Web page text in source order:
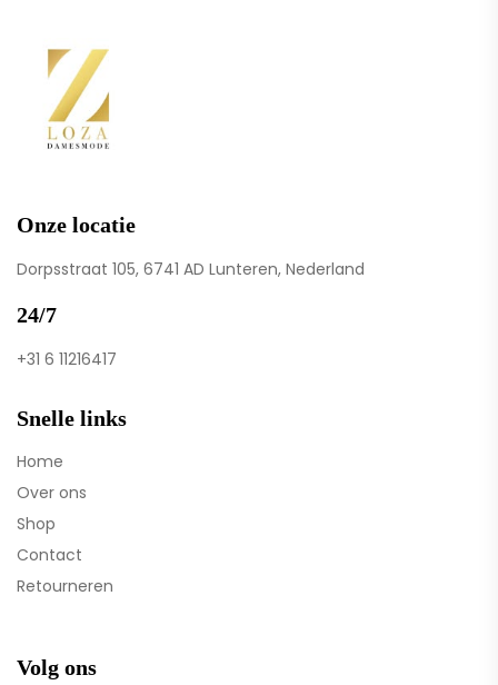
Onze locatie
Dorpsstraat 105, 6741 AD Lunteren, Nederland
24/7
+31 6 11216417
Snelle links
Home
Over ons
Shop
Contact
Retourneren
Volg ons